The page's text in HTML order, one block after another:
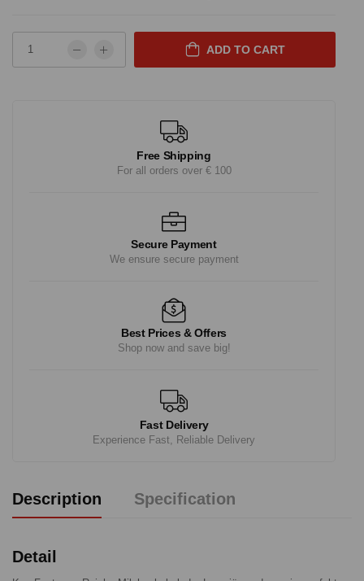
ADD TO CART
Free Shipping
For all orders over € 100
Secure Payment
We ensure secure payment
Best Prices & Offers
Shop now and save big!
Fast Delivery
Experience Fast, Reliable Delivery
Description Specification
Detail